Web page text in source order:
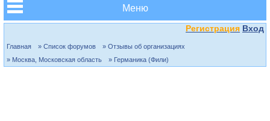
Меню
Регистрация Вход
Главная » Список форумов
» Отзывы об организациях
» Москва, Московская область
» Германика (Фили)